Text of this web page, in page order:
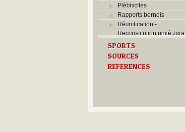
Plébiscites
Rapports bernois
Réunification -
Reconstitution unité Jura
SPORTS
SOURCES
REFERENCES